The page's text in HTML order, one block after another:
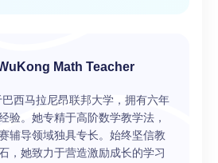
Math Teacher
西马拉尼昂联邦大学，拥有六年
验。她专精于高阶数学教学法，
辅导领域独具专长。始终坚信教
，她致力于营造激励成长的学习